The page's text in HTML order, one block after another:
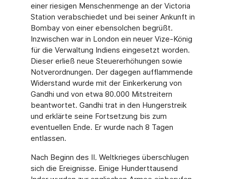
einer riesigen Menschenmenge an der Victo­ria
Station verabschiedet und bei seiner Ankunft in
Bombay von einer ebensolchen be­grüßt.
Inzwischen war in London ein neuer Vize-König
für die Verwaltung Indiens einge­setzt worden.
Dieser erließ neue Steuererhöhungen sowie
Notverordnungen. Der dagegen aufflammende
Widerstand wurde mit der Einkerkerung von
Gandhi und von etwa 80.000 Mit­streitern
beantwortet. Gandhi trat in den Hungerstreik
und erklärte seine Fortsetzung bis zum
eventuellen Ende. Er wurde nach 8 Tagen
entlassen.
Nach Beginn des II. Weltkrieges überschlugen
sich die Ereignisse. Einige Hunderttausend